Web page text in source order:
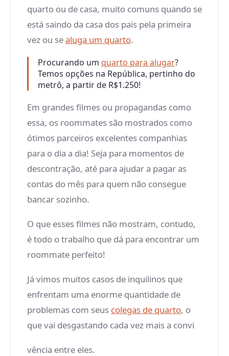
quarto ou de casa, muito comuns quando se
está saindo da casa dos pais pela primeira
vez ou sealuga um quarto.
Procurando um quarto para alugar?
Temos opções na República, pertinho do
metrô, a partir de R$1.250!
Em grandes filmes ou propagandas como
essa, os roommates são mostrados como
ótimos parceiros excelentes companhias
para o dia a dia! Seja para momentos de
descontração, até para ajudar a pagar as
contas do mês para quem não consegue
bancar sozinho.
O que esses filmes não mostram, contudo,
é todo o trabalho que dá para encontrar um
roommate perfeito!
Já vimos muitos casos de inquilinos que
enfrentam uma enorme quantidade de
problemas com seus colegas de quarto, o
que vai desgastando cada vez mais a convi
vência entre eles.